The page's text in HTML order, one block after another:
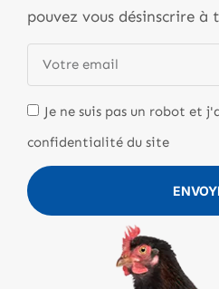
pouvez vous désinscrire à
Je ne suis pas un robot et
confidentialité du site